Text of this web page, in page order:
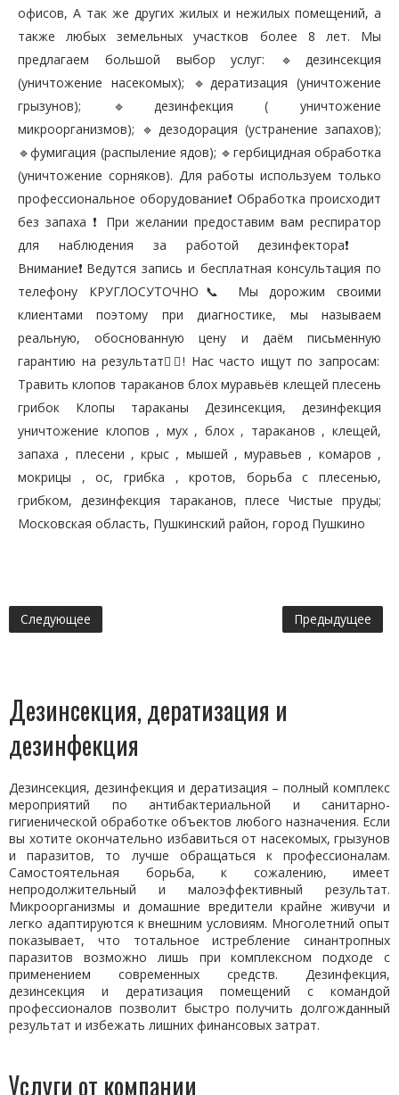
офисов, А так же других жилых и нежилых помещений, а
также любых земельных участков более 8 лет. Мы
предлагаем большой выбор услуг: 🔹дезинсекция
(уничтожение насекомых); 🔹дератизация (уничтожение
грызунов); 🔹дезинфекция ( уничтожение
микроорганизмов); 🔹дезодорация (устранение запахов);
🔹фумигация (распыление ядов); 🔹гербицидная обработка
(уничтожение сорняков). Для работы используем только
профессиональное оборудование❗️ Обработка происходит
без запаха ❗️ При желании предоставим вам респиратор
для наблюдения за работой дезинфектора❗️
Внимание❗️Ведутся запись и бесплатная консультация по
телефону КРУГЛОСУТОЧНО📞 Мы дорожим своими
клиентами поэтому при диагностике, мы называем
реальную, обоснованную цену и даём письменную
гарантию на результат👍🏼! Нас часто ищут по запросам:
Травить клопов тараканов блох муравьёв клещей плесень
грибок Клопы тараканы Дезинсекция, дезинфекция
уничтожение клопов , мух , блох , тараканов , клещей,
запаха , плесени , крыс , мышей , муравьев , комаров ,
мокрицы , ос, грибка , кротов, борьба с плесенью,
грибком, дезинфекция тараканов, плесе Чистые пруды;
Московская область, Пушкинский район, город Пушкино
Следующее Предыдущее
Дезинсекция, дератизация и
дезинфекция
Дезинсекция, дезинфекция и дератизация – полный комплекс
мероприятий по антибактериальной и санитарно-
гигиенической обработке объектов любого назначения. Если
вы хотите окончательно избавиться от насекомых, грызунов
и паразитов, то лучше обращаться к профессионалам.
Самостоятельная борьба, к сожалению, имеет
непродолжительный и малоэффективный результат.
Микроорганизмы и домашние вредители крайне живучи и
легко адаптируются к внешним условиям. Многолетний опыт
показывает, что тотальное истребление синантропных
паразитов возможно лишь при комплексном подходе с
применением современных средств. Дезинфекция,
дезинсекция и дератизация помещений с командой
профессионалов позволит быстро получить долгожданный
результат и избежать лишних финансовых затрат.
Услуги от компании